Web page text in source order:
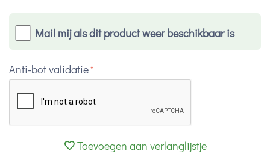
Mail mij als dit product weer beschikbaar is
Anti-bot validatie
Toevoegen aan verlanglijstje